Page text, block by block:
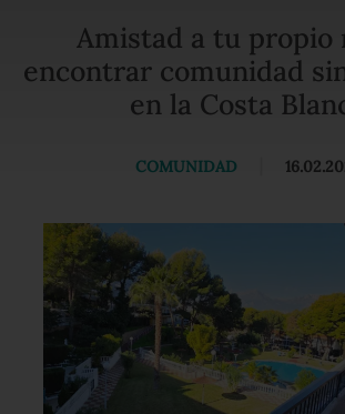
Amistad a tu propio
encontrar comunidad
en la Costa
COMUNIDAD